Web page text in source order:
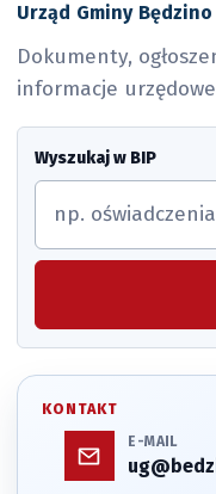
Urząd Gminy Będzino
Dokumenty,
informacje
Wyszukaj w BIP
KONTAKT
E-MAIL